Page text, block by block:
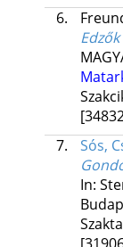
6.
7.
Sós,
In: